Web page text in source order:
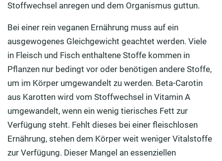
Stoffwechsel anregen und dem Organismus guttun.
Bei einer rein veganen Ernährung muss auf ein
ausgewogenes Gleichgewicht geachtet werden. Viele
in Fleisch und Fisch enthaltene Stoffe kommen in
Pflanzen nur bedingt vor oder benötigen andere Stoffe,
um im Körper umgewandelt zu werden. Beta-Carotin
aus Karotten wird vom Stoffwechsel in Vitamin A
umgewandelt, wenn ein wenig tierisches Fett zur
Verfügung steht. Fehlt dieses bei einer fleischlosen
Ernährung, stehen dem Körper weit weniger Vitalstoffe
zur Verfügung. Dieser Mangel an essenziellen